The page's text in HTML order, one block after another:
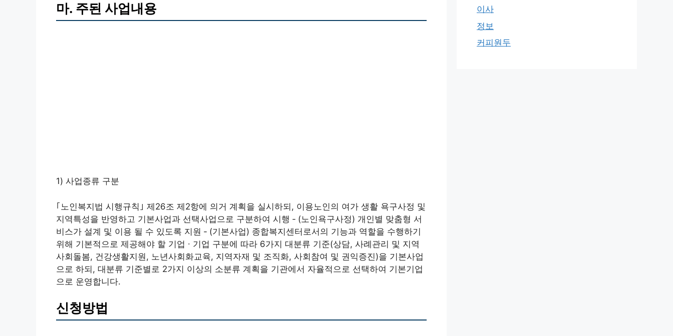
마. 주된 사업내용
1) 사업종류 구분
｢노인복지법 시행규칙｣ 제26조 제2항에 의거 계획을 실시하되, 이용노인의 여가 생활 욕구사정 및
지역특성을 반영하고 기본사업과 선택사업으로 구분하여 시행 ‑ (노인욕구사정) 개인별 맞춤형 서
비스가 설계 및 이용 될 수 있도록 지원 ‑ (기본사업) 종합복지센터로서의 기능과 역할을 수행하기
위해 기본적으로 제공해야 할 기업 ∙ 기업 구분에 따라 6가지 대분류 기준(상담, 사례관리 및 지역
사회돌봄, 건강생활지원, 노년사회화교육, 지역자재 및 조직화, 사회참여 및 권익증진)을 기본사업
으로 하되, 대분류 기준별로 2가지 이상의 소분류 계획을 기관에서 자율적으로 선택하여 기본기업
으로 운영합니다.
신청방법
이사
정보
커피원두